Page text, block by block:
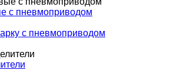
с пневмоприводом
с пневмоприводом